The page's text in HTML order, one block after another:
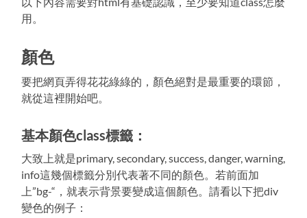
用。
顏色
要把網頁弄得花花綠綠的，顏色絕對是最重要的環節，
就從這裡開始吧。
基本顏色class標籤：
大致上就是primary, secondary, success, danger, warning,
info這幾個標籤分別代表著不同的顏色。若前面加
上”bg-“，就表示背景要變成這個顏色。請看以下把div
變色的例子：